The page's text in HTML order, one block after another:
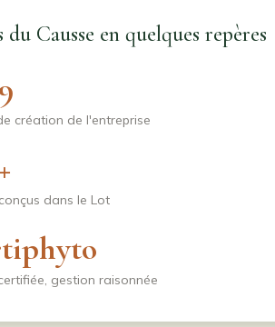
du Causse en quelques repères
création de l'entreprise
dans le Lot
gestion raisonnée